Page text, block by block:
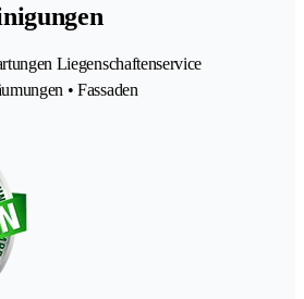
Liegenschaftenservice
• Fassaden